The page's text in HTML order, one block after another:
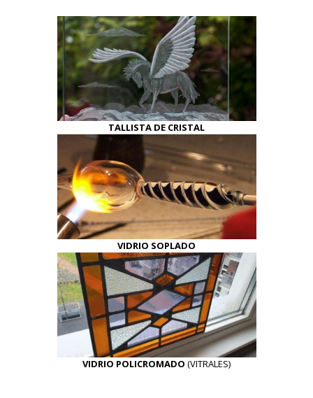
TALLISTA DE CRISTAL
VIDRIO SOPLADO
VIDRIO POLICROMADO (VITRALES)